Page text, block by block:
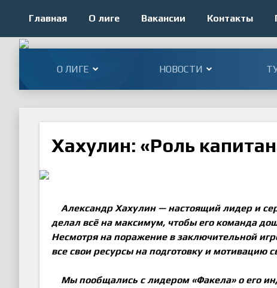
Главная О лиге Вакансии Контакты
О ЛИГЕ НОВОСТИ
Хахулин: «Роль
Александр Хахулин — настоящий лидер и
делал всё на максимум, чтобы его команда
Несмотря на поражение в заключительной
все свои ресурсы на подготовку и мотивацию
Мы пообщались с лидером «Факела» о его